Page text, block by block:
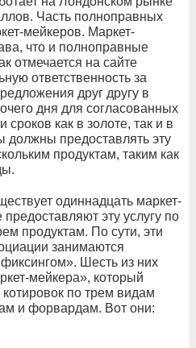
Часть полноправных
мейкеров. Маркет-
что и полноправные
отмечается на сайте
ответственность за
друг другу в
дня для согласованных
как в золоте, так и в
должны предоставлять эту
продуктам, таким как
одиннадцать маркет-
эту услугу по
продуктам. По сути, эти
занимаются
Шесть из них
мейкера», который
по трем видам
и форвардам. Вот они: